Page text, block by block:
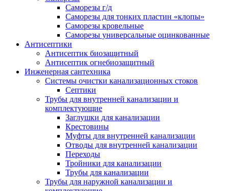
Саморезы г/д
Саморезы для тонких пластин «клопы»
Саморезы кровельные
Саморезы универсальные оцинкованные
Антисептики
Антисептик биозащитный
Антисептик огнебиозащитный
Инженерная сантехника
Системы очистки канализационных стоков
Септики
Трубы для внутренней канализации и
комплектующие
Заглушки для канализации
Крестовины
Муфты для внутренней канализации
Отводы для внутренней канализации
Переходы
Тройники для канализации
Трубы для канализации
Трубы для наружной канализации и